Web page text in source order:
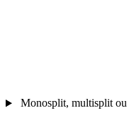
Monosplit, multisplit ou